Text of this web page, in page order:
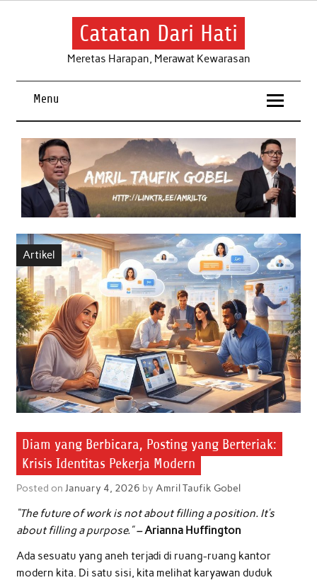
Skip
Catatan Dari Hati
Meretas Harapan, Merawat Kewarasan
Menu
Artikel
Diam yang Berbicara, Posting yang Berteriak:
Krisis Identitas Pekerja Modern
Posted on January 4, 2026 by Amril Taufik Gobel
“The future of work is not about filling a position. It’s
about filling a purpose.” –Arianna Huffington
Ada sesuatu yang aneh terjadi di ruang-ruang kantor
modern kita. Di satu sisi, kita melihat karyawan duduk